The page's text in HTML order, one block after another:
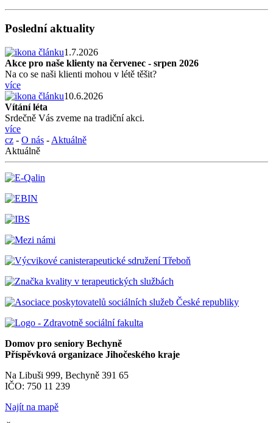
Poslední aktuality
1.7.2026
Akce pro naše klienty na červenec - srpen 2026
Na co se naši klienti mohou v létě těšit?
více
10.6.2026
Vítání léta
Srdečně Vás zveme na tradiční akci.
více
cz - O nás - Aktuálně
Aktuálně
Domov pro seniory Bechyně
Příspěvková organizace Jihočeského kraje
Na Libuši 999, Bechyně 391 65
IČO: 750 11 239
Najít na mapě